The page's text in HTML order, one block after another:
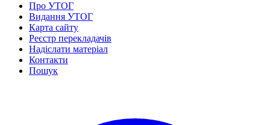
Статут УТОГ
Нормативна база УТОГ
Конвенція ООН
Законодавство
Декларації
Документи ВФГ
Міжнародні документи
Про УТОГ
Видання УТОГ
Карта сайту
Реєстр перекладачів
Надіслати матеріал
Контакти
Пошук